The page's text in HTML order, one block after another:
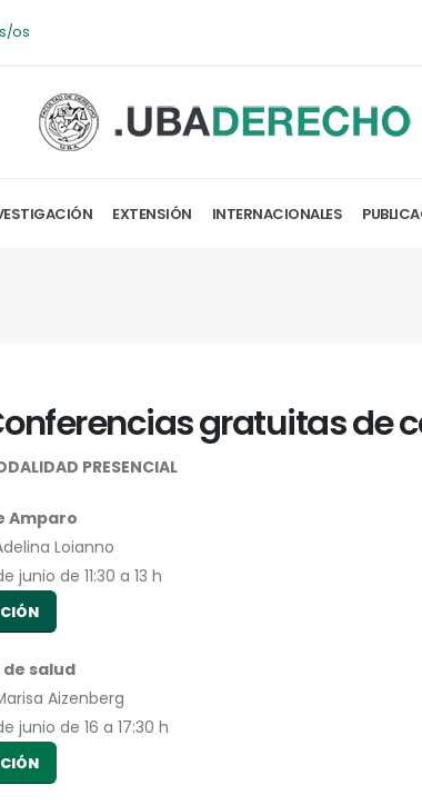
os
EXTENSIÓN INTERNACIONALES
gratuitas de
PRESENCIAL
Amparo
Loianno
junio de 11:30 a 13 h
salud
Aizenberg
junio de 16 a 17:30 h